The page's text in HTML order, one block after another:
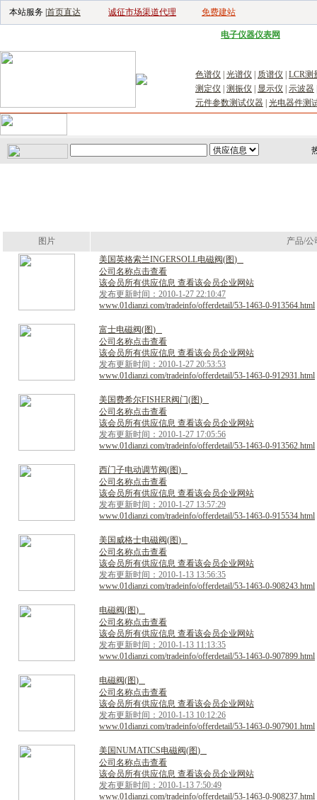
本站服务 | 首页直达 诚征市场渠道代理 免费建站
电子仪器仪表网
色谱仪 光谱仪 质谱仪
LCR测
测定仪
测振仪 显示仪 示波器
元件参数测试仪器 光电器件测
图片
产品/公
美国英格索兰INGERSOLL电磁阀(图)
公司名称点击查看
该会员所有供应信息 查看该会员企业网站
发布更新时间：2010-1-27 22:10:47
www.01dianzi.com/tradeinfo/offerdetail/53-1463-0-913564.html
富士电磁阀(图)
公司名称点击查看
该会员所有供应信息 查看该会员企业网站
发布更新时间：2010-1-27 20:53:53
www.01dianzi.com/tradeinfo/offerdetail/53-1463-0-912931.html
美国 费希尔FISHER阀 门(图)
公司名称点击查看
该会员所有供应信息 查看该会员企业网站
发布更新时间：2010-1-27 17:05:56
www.01dianzi.com/tradeinfo/offerdetail/53-1463-0-913562.html
西门子电动调节阀(图)
公司名称点击查看
该会员所有供应信息 查看该会员企业网站
发布更新时间：2010-1-27 13:57:29
www.01dianzi.com/tradeinfo/offerdetail/53-1463-0-915534.html
美国 威格士电磁阀(图)
公司名称点击查看
该会员所有供应信息 查看该会员企业网站
发布更新时间：2010-1-13 13:56:35
www.01dianzi.com/tradeinfo/offerdetail/53-1463-0-908243.html
电磁阀(图)
公司名称点击查看
该会员所有供应信息 查看该会员企业网站
发布更新时间：2010-1-13 11:13:35
www.01dianzi.com/tradeinfo/offerdetail/53-1463-0-907899.html
电磁阀(图)
公司名称点击查看
该会员所有供应信息 查看该会员企业网站
发布更新时间：2010-1-13 10:12:26
www.01dianzi.com/tradeinfo/offerdetail/53-1463-0-907901.html
美国NUMATICS电磁阀(图)
公司名称点击查看
该会员所有供应信息 查看该会员企业网站
发布更新时间：2010-1-13 7:50:49
www.01dianzi.com/tradeinfo/offerdetail/53-1463-0-908237.html